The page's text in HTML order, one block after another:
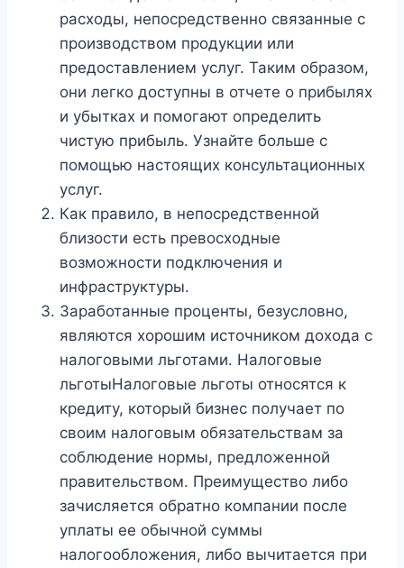
расходы, непосредственно связанные с
производством продукции или
предоставлением услуг. Таким образом,
они легко доступны в отчете о прибылях
и убытках и помогают определить
чистую прибыль. Узнайте больше с
помощью настоящих консультационных
услуг.
Как правило, в непосредственной
близости есть превосходные
возможности подключения и
инфраструктуры.
Заработанные проценты, безусловно,
являются хорошим источником дохода с
налоговыми льготами. Налоговые
льготыНалоговые льготы относятся к
кредиту, который бизнес получает по
своим налоговым обязательствам за
соблюдение нормы, предложенной
правительством. Преимущество либо
зачисляется обратно компании после
уплаты ее обычной суммы
налогообложения, либо вычитается при